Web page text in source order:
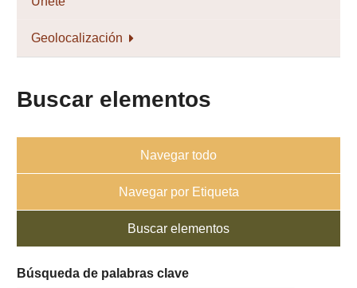
Geolocalización
Buscar elementos
Navegar todo
Navegar por Etiqueta
Buscar elementos
Búsqueda de palabras clave